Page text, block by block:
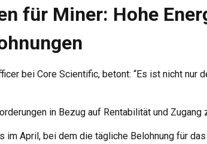
für Miner: Hohe
bei Core Scientific, betont: “Es ist nicht nur
in Bezug auf Rentabilität und Zugang
im April, bei dem die tägliche Belohnung für